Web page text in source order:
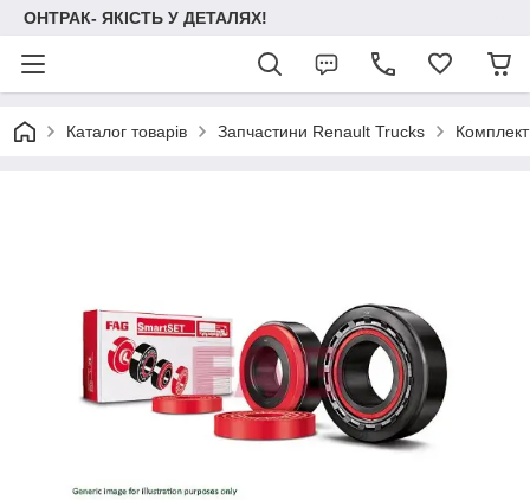
ОНТРАК- ЯКІСТЬ У ДЕТАЛЯХ!
Каталог товарів Запчастини Renault Trucks